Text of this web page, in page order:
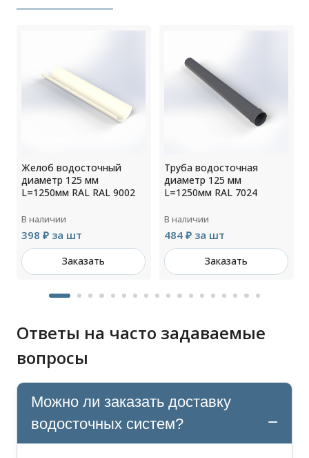
Желоб водосточный
диаметр 125 мм
L=1250мм RAL RAL 9002
В наличии
398 ₽ за шт
Заказать
Труба водосточная
диаметр 125 мм
L=1250мм RAL 7024
В наличии
484 ₽ за шт
Заказать
Ответы на часто задаваемые
вопросы
Можно ли заказать доставку
водосточных систем?